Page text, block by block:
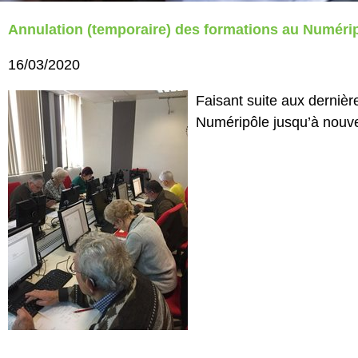
Annulation (temporaire) des formations au
16/03/2020
Faisant suite aux
Numéripôle jusqu’à